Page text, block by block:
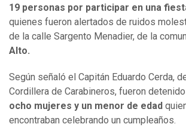
19 personas por participar en una
quienes fueron alertados de ruidos
de la calle Sargento Menadier, de la
Alto.
Según señaló el Capitán Eduardo Cerda,
Cordillera de Carabineros, fueron
ocho mujeres y un menor de edad
encontraban celebrando un cumpleaños.